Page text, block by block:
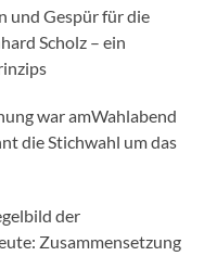
und Gespür für die
Scholz – ein
war amWahlabend
die Stichwahl um das
der
Zusammensetzung